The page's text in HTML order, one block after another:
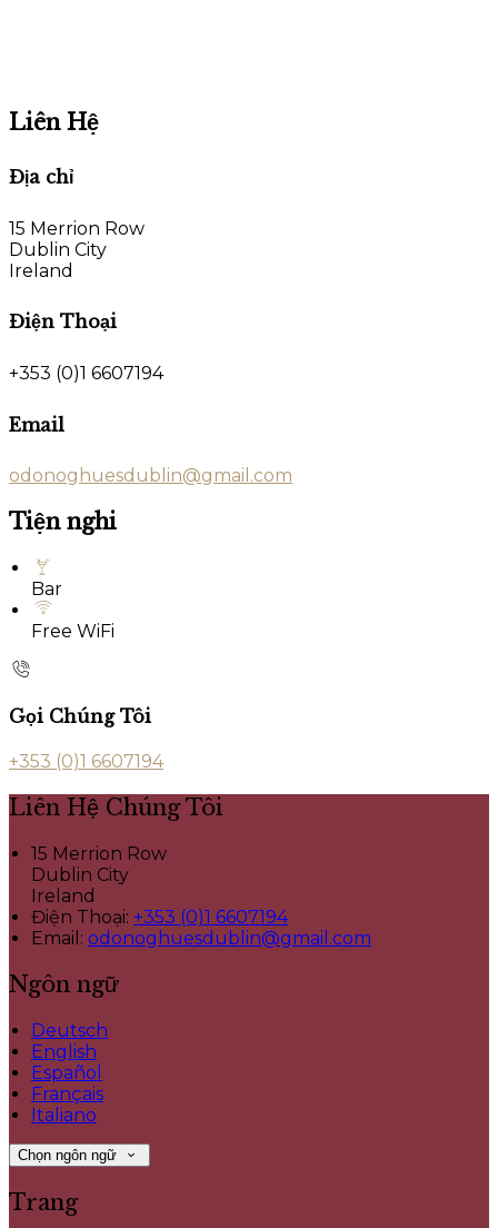
Liên Hệ
Địa chỉ
15 Merrion Row
Dublin City
Ireland
Điện Thoại
+353 (0)1 6607194
Email
odonoghuesdublin@gmail.com
Tiện nghi
Bar
Free WiFi
Gọi Chúng Tôi
+353 (0)1 6607194
Liên Hệ Chúng Tôi
15 Merrion Row
Dublin City
Ireland
Điện Thoại: +353 (0)1 6607194
Email: odonoghuesdublin@gmail.com
Ngôn ngữ
Deutsch
English
Español
Français
Italiano
Chọn ngôn ngữ
Trang